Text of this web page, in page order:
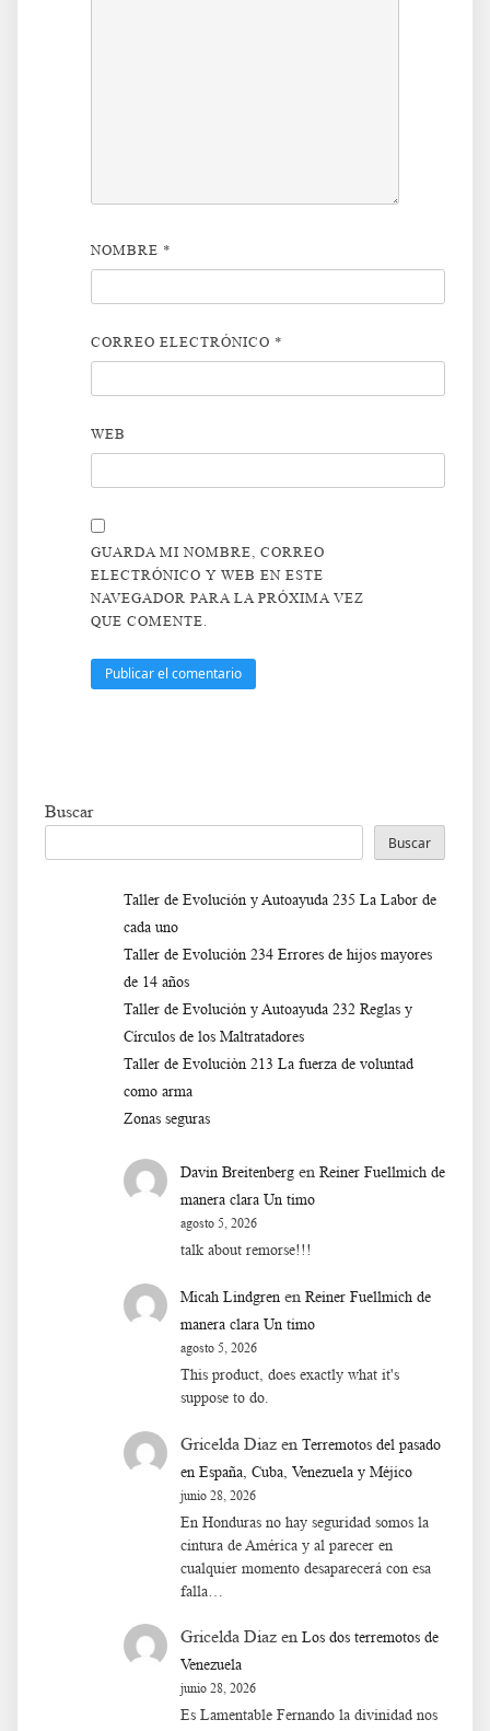
NOMBRE *
CORREO ELECTRÓNICO *
WEB
GUARDA MI NOMBRE, CORREO
ELECTRÓNICO Y WEB EN ESTE
NAVEGADOR PARA LA PRÓXIMA VEZ
QUE COMENTE.
Buscar
Buscar
Taller de Evolución y Autoayuda 235 La Labor de
cada uno
Taller de Evolución 234 Errores de hijos mayores
de 14 años
Taller de Evolución y Autoayuda 232 Reglas y
Círculos de los Maltratadores
Taller de Evoluciòn 213 La fuerza de voluntad
como arma
Zonas seguras
Davin Breitenberg en Reiner Fuellmich de
manera clara Un timo
agosto 5, 2026
talk about remorse!!!
Micah Lindgren en Reiner Fuellmich de
manera clara Un timo
agosto 5, 2026
This product, does exactly what it's
suppose to do.
Gricelda Diaz en Terremotos del pasado
en España, Cuba, Venezuela y Méjico
junio 28, 2026
En Honduras no hay seguridad somos la
cintura de América y al parecer en
cualquier momento desaparecerá con esa
falla…
Gricelda Diaz en Los dos terremotos de
Venezuela
junio 28, 2026
Es Lamentable Fernando la divinidad nos